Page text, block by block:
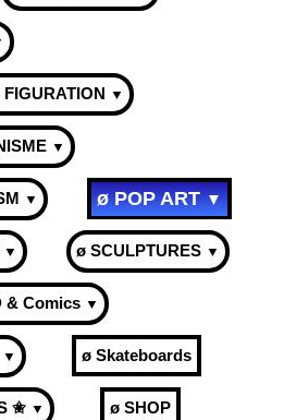
▼
▼
▼ ø POP ART▼
▼ ø SCULPTURES ▼
& Comics ▼
▼ ø Skateboards
✬ ▼ ø SHOP